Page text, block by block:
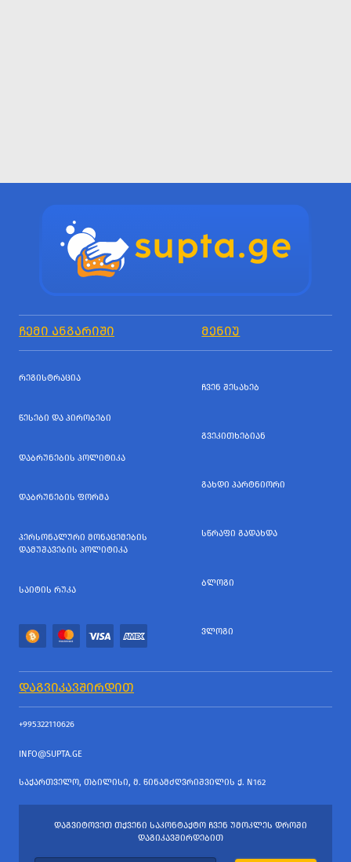
ᲩᲔᲛᲘ ᲐᲜᲒᲐᲠᲘᲨᲘ ᲛᲔᲜᲘᲣ
ᲠᲔᲒᲘᲡᲢᲠᲐᲪᲘᲐ
ᲬᲔᲡᲔᲑᲘ ᲓᲐ ᲞᲘᲠᲝᲑᲔᲑᲘ
ᲓᲐᲑᲠᲣᲜᲔᲑᲘᲡ ᲞᲝᲚᲘᲢᲘᲙᲐ
ᲓᲐᲑᲠᲣᲜᲔᲑᲘᲡ ᲤᲝᲠᲛᲐ
ᲞᲔᲠᲡᲝᲜᲐᲚᲣᲠᲘ ᲛᲝᲜᲐᲪᲔᲛᲔᲑᲘᲡ
ᲓᲐᲛᲣᲨᲐᲕᲔᲑᲘᲡ ᲞᲝᲚᲘᲢᲘᲙᲐ
ᲡᲐᲘᲢᲘᲡ ᲠᲣᲙᲐ
ᲩᲕᲔᲜ ᲨᲔᲡᲐᲮᲔᲑ
ᲒᲕᲔᲙᲘᲗᲮᲔᲑᲘᲐᲜ
ᲒᲐᲮᲓᲘ ᲞᲐᲠᲢᲜᲘᲝᲠᲘ
ᲡᲬᲠᲐᲤᲘ ᲒᲐᲓᲐᲮᲓᲐ
ᲑᲚᲝᲒᲘ
ᲕᲚᲝᲒᲘ
ᲓᲐᲒᲕᲘᲙᲐᲕᲨᲘᲠᲓᲘᲗ
+995322110626
INFO@SUPTA.GE
ᲡᲐᲥᲐᲠᲗᲕᲔᲚᲝ, ᲗᲑᲘᲚᲘᲡᲘ, Მ. ᲬᲘᲜᲐᲛᲫᲦᲕᲠᲘᲨᲕᲘᲚᲘᲡ Ქ. N162
ᲓᲐᲒᲕᲘᲢᲝᲕᲔᲗ ᲗᲥᲕᲔᲜᲘ ᲡᲐᲙᲝᲜᲢᲐᲥᲢᲝ ᲩᲕᲔᲜ ᲣᲛᲝᲙᲚᲔᲡ ᲓᲠᲝᲨᲘ
ᲓᲐᲒᲘᲙᲐᲕᲨᲘᲠᲓᲔᲑᲘᲗ